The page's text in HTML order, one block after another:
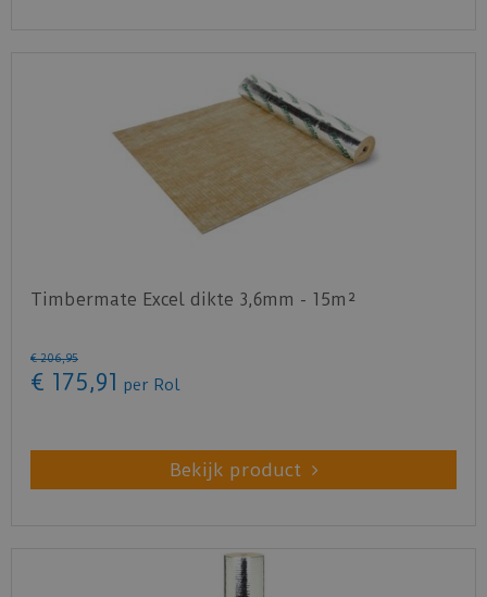
Timbermate Excel dikte 3,6mm - 15m²
€ 206,95
€ 175,91 per Rol
Bekijk product